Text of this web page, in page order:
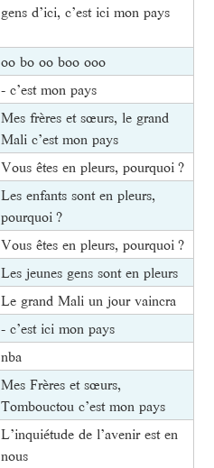
gens d’ici, c’est ici mon pays
oo bo oo boo ooo
- c’est mon pays
Mes frères et sœurs, le grand
Mali c’est mon pays
Vous êtes en pleurs, pourquoi ?
Les enfants sont en pleurs,
pourquoi ?
Vous êtes en pleurs, pourquoi ?
Les jeunes gens sont en pleurs
Le grand Mali un jour vaincra
- c’est ici mon pays
nba
Mes Frères et sœurs,
Tombouctou c’est mon pays
L’inquiétude de l’avenir est en
nous